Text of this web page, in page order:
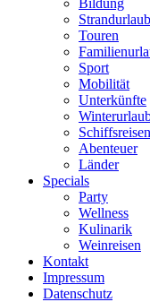
Bildung
Strandurlaub
Touren
Sport
Mobilität
Unterkünfte
Schiffsreisen
Abenteuer
Länder
Specials
Party
Wellness
Kulinarik
Weinreisen
Kontakt
Impressum
Datenschutz